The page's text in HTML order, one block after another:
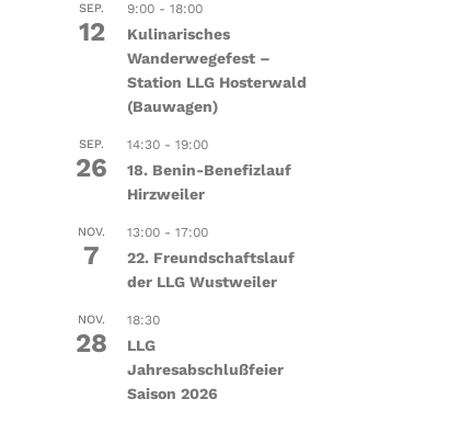
SEP.
12
9:00- 18:00
Kulinarisches
Wanderwegefest –
Station LLG Hosterwald
(Bauwagen)
SEP.
26
14:30- 19:00
18. Benin-Benefizlauf
Hirzweiler
NOV.
7
13:00- 17:00
22. Freundschaftslauf
der LLG Wustweiler
NOV.
28
18:30
LLG
Jahresabschlußfeier
Saison 2026